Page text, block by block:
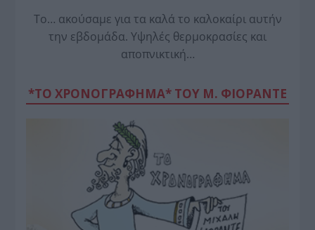
Το… ακούσαμε για τα καλά το καλοκαίρι αυτήν
την εβδομάδα. Υψηλές θερμοκρασίες και
αποπνικτική…
*ΤΟ ΧΡΟΝΟΓΡΑΦΗΜΑ* ΤΟΥ Μ. ΦΙΟΡΆΝΤΕ